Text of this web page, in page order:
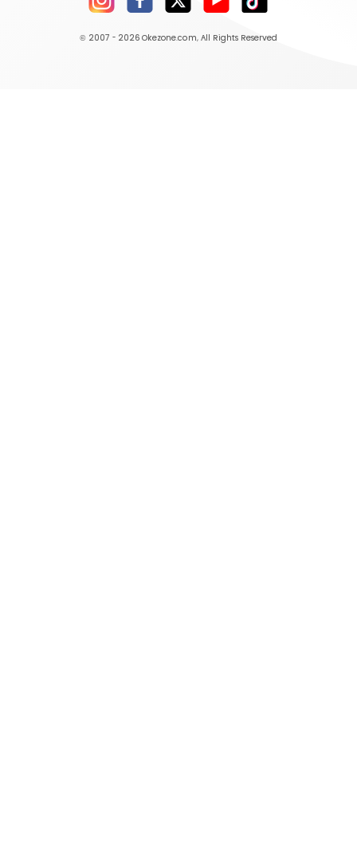
© 2007 - 2026 Okezone.com, All Rights Reserved